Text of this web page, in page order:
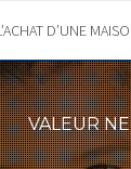
D’UNE
VALEUR